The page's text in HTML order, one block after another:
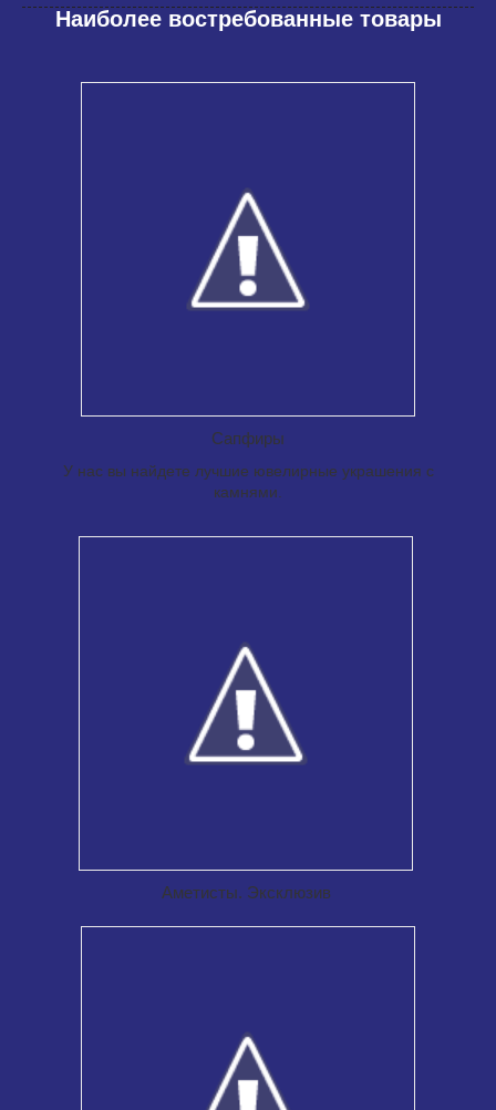
Наиболее востребованные товары
Сапфиры
У нас вы найдете лучшие ювелирные украшения с
камнями.
Аметисты. Эксклюзив
В наличии есть большой ассортимент
товаров, которые помогут вам